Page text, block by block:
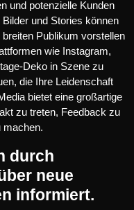
und potenzielle Kunden
und Stories können
Publikum vorstellen
wie Instagram,
Deko in Szene zu
die Ihre Leidenschaft
bietet eine großartige
zu treten, Feedback zu
machen.
durch
neue
informiert.